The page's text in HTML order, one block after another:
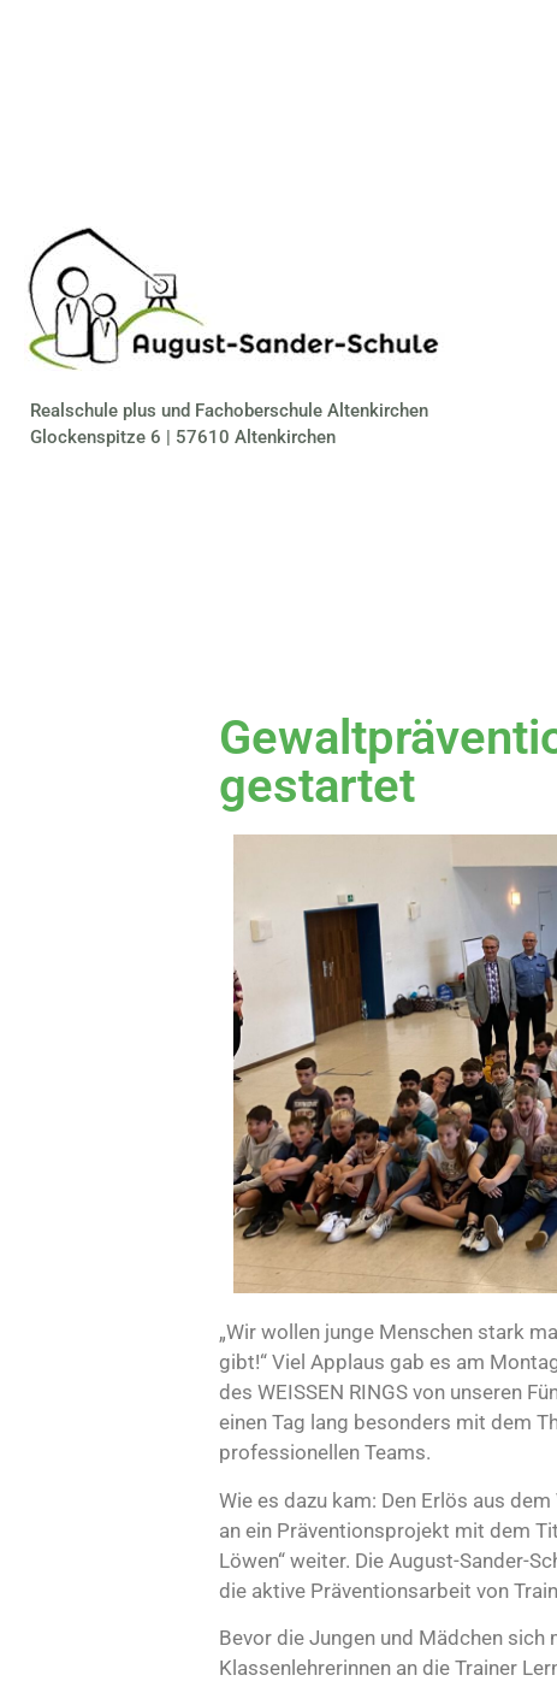
Realschule plus und Fachoberschule Altenkirchen
Glockenspitze 6 | 57610 Altenkirchen
gestartet
„Wir wollen junge Menschen stark
gibt!“ Viel Applaus gab es am
des WEISSEN RINGS von unseren
einen Tag lang besonders mit dem
professionellen Teams.
Wie es dazu kam: Den Erlös aus
an ein Präventionsprojekt mit dem
Löwen“ weiter. Die August-Sander-
die aktive Präventionsarbeit von
Bevor die Jungen und Mädchen sich
Klassenlehrerinnen an die Trainer